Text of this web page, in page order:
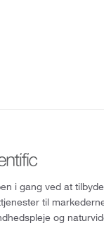
i gang ved at
til
og